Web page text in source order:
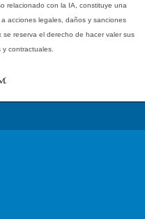
relacionado con la IA, constituye una
acciones legales, daños y sanciones
reserva el derecho de hacer valer sus
contractuales.